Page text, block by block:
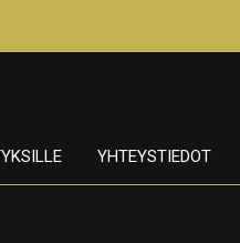
YHTEYSTIEDOT